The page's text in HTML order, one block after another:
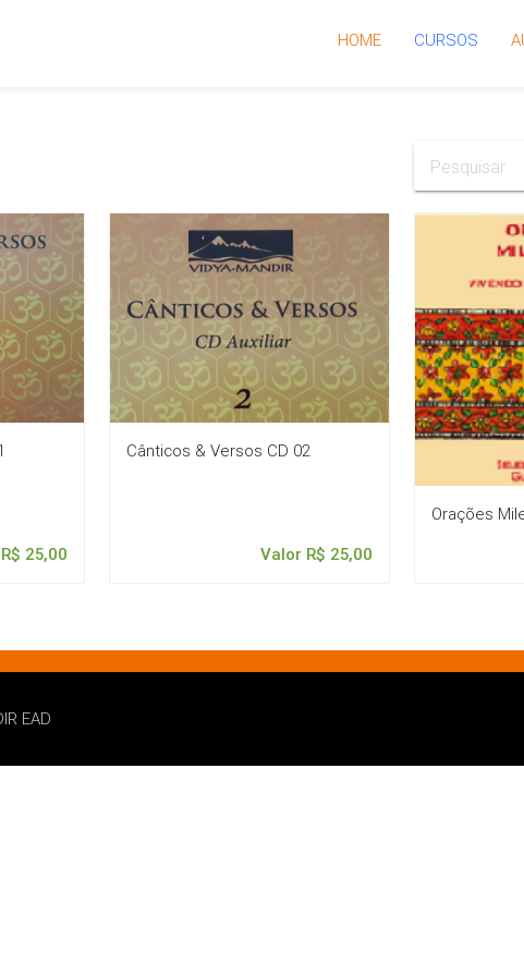
HOME CURSOS
25,00
Cânticos & Versos CD 02
Valor R$ 25,00
Orações
EAD